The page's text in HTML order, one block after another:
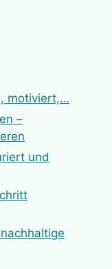
motiviert,…
–
und